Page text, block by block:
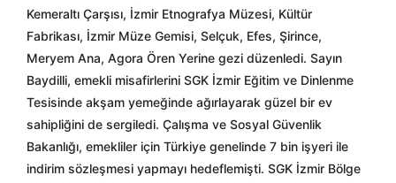
Kemeraltı Çarşısı, İzmir Etnografya Müzesi, Kültür
Fabrikası, İzmir Müze Gemisi, Selçuk, Efes, Şirince,
Meryem Ana, Agora Ören Yerine gezi düzenledi. Sayın
Baydilli, emekli misafirlerini SGK İzmir Eğitim ve Dinlenme
Tesisinde akşam yemeğinde ağırlayarak güzel bir ev
sahipliğini de sergiledi. Çalışma ve Sosyal Güvenlik
Bakanlığı, emekliler için Türkiye genelinde 7 bin işyeri ile
indirim sözleşmesi yapmayı hedeflemişti. SGK İzmir Bölge